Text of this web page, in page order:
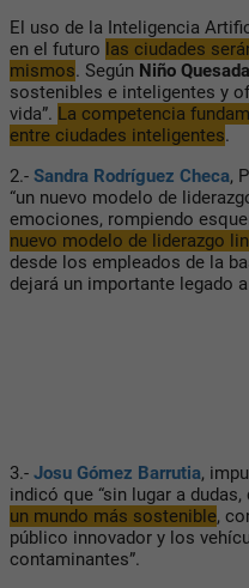
El uso de la Inteligencia
en el futuro las ciudades
mismos. Según Niño Quesada
sostenibles e inteligentes y
vida”. La competencia
entre ciudades inteligentes.
2.- Sandra Rodríguez Checa,
“un nuevo modelo de
emociones, rompiendo
nuevo modelo de liderazgo
desde los empleados de la
dejará un importante legado
3.- Josu Gómez Barrutia,
indicó que “sin lugar a
un mundo más sostenible,
público innovador y los
contaminantes”.